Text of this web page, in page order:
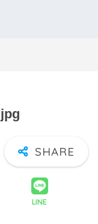
LINE